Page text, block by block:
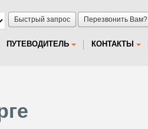
Быстрый запрос Перезвонить Вам?
ПУТЕВОДИТЕЛЬ КОНТАКТЫ